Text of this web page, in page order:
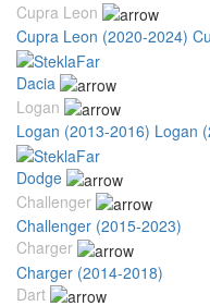
Cupra Leon
Cupra Leon (2020-2024)
Dacia
Logan
Logan (2013-2016) Logan
Dodge
Challenger
Challenger (2015-2023)
Charger
Charger (2014-2018)
Dart